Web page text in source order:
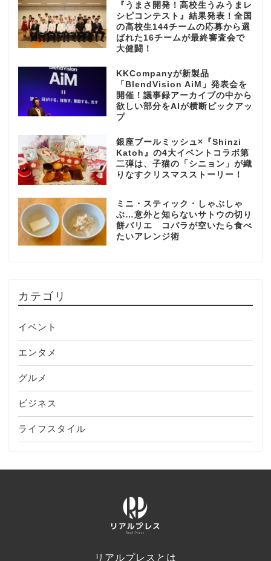
『うまさ開発！高校生うみうまレ
シピコンテスト』結果発表！全国
の高校生144チームの応募から選
ばれた16チームが最終審査会で
大健闘！
KKCompanyが新製品
「BlendVision AiM」発表会を
開催！議事録アーカイブの中から
欲しい部分をAIが横断ピックアッ
プ
銀座ブールミッシュ×『Shinzi
Katoh』の4大イベントコラボ第
二弾は、子猫の「シニョン」が織
りなすクリスマスストーリー！
ミニ・スティック・しゃぶしゃ
ぶ…意外と知らないサトウの切り
餅バリエ コバラが空いたら食べ
たいアレンジ術
カテゴリ
イベント
エンタメ
グルメ
ビジネス
ライフスタイル
リアルプレスとは